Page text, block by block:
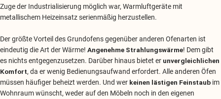
Zuge der Industrialisierung möglich war, Warmluftgeräte mit
metallischem Heizeinsatz serienmäßig herzustellen.
Der größte Vorteil des Grundofens gegenüber anderen Ofenarten ist
eindeutig die Art der Wärme! Angenehme Strahlungswärme! Dem gibt
es nichts entgegenzusetzen. Darüber hinaus bietet er unvergleichlichen
Komfort, da er wenig Bedienungsaufwand erfordert. Alle anderen Öfen
müssen häufiger beheizt werden. Und wer keinen lästigen Feinstaub im
Wohnraum wünscht, weder auf den Möbeln noch in den eigenen